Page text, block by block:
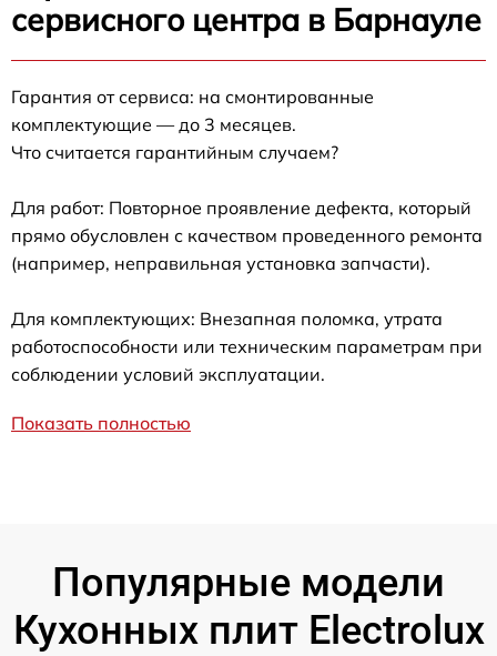
сервисного центра в Барнауле
Гарантия от сервиса: на смонтированные
комплектующие — до 3 месяцев.
Что считается гарантийным случаем?
Для работ: Повторное проявление дефекта, который
прямо обусловлен с качеством проведенного ремонта
(например, неправильная установка запчасти).
Для комплектующих: Внезапная поломка, утрата
работоспособности или техническим параметрам при
соблюдении условий эксплуатации.
Показать полностью
Популярные модели
Кухонных плит Electrolux